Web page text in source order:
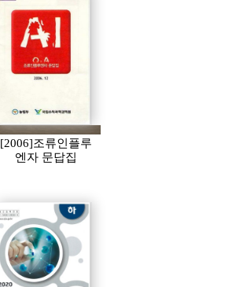
[2006]조류인플루
엔자 문답집